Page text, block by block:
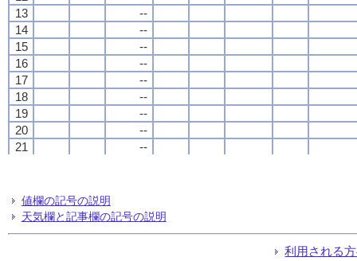
13
--
14
--
15
--
16
--
17
--
18
--
19
--
20
--
21
--
24
13
--
14
--
15
--
16
--
17
--
18
--
19
--
20
--
21
--
24
13
--
14
--
15
--
16
--
17
--
18
--
19
--
20
--
21
--
24
13
--
14
--
15
--
16
--
17
--
18
--
19
--
20
--
21
--
24
値欄の記号の説明
天気欄と記事欄の記号の説明
利用される